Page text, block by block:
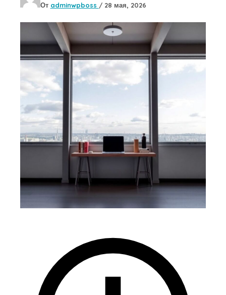
От adminwpboss / 28 мая, 2026